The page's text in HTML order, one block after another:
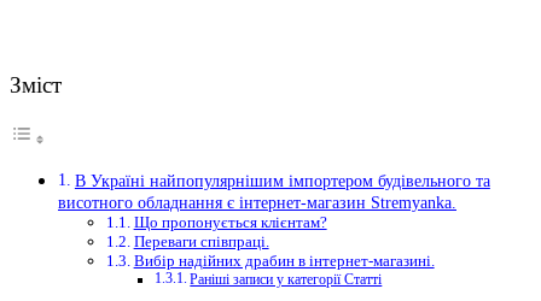
Зміст
В Україні найпопулярнішим імпортером будівельного та
висотного обладнання є інтернет-магазин Stremyanka.
Що пропонується клієнтам?
Переваги співпраці.
Вибір надійних драбин в інтернет-магазині.
Раніші записи у категорії Статті